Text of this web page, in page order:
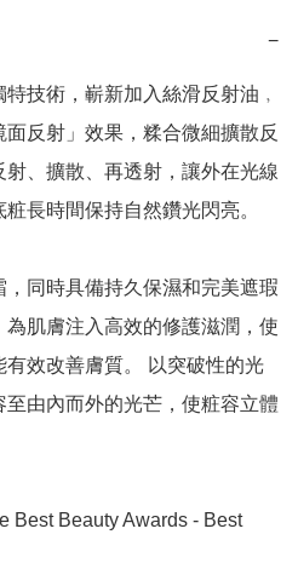
−
技術，嶄新加入絲滑反射油﹐
反射」效果，糅合微細擴散反
、擴散、再透射，讓外在光線
長時間保持自然鑽光閃亮。
同時具備持久保濕和完美遮瑕
肌膚注入高效的修護滋潤，使
有效改善膚質。 以突破性的光
由內而外的光芒，使粧容立體